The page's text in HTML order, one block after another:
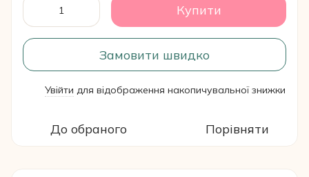
Купити
Замовити швидко
Увійти для відображення накопичувальної знижки
До обраного Порівняти